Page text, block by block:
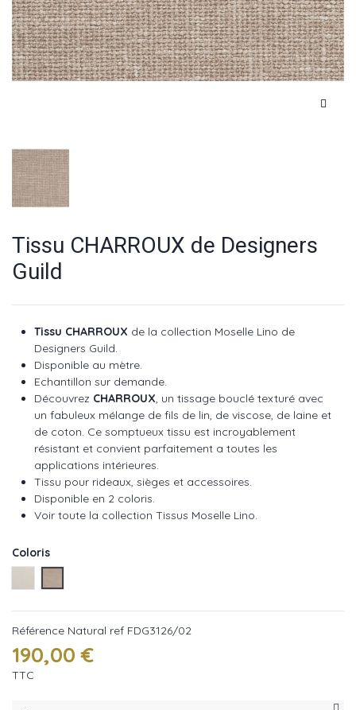
Tissu CHARROUX de Designers
Guild
Tissu CHARROUX de la collection Moselle Lino de
Designers Guild.
Disponible au mètre.
Echantillon sur demande.
Découvrez CHARROUX , un tissage bouclé texturé avec
un fabuleux mélange de fils de lin, de viscose, de laine et
de coton. Ce somptueux tissu est incroyablement
résistant et convient parfaitement a toutes les
applications intérieures.
Tissu pour rideaux, sièges et accessoires.
Disponible en 2 coloris.
Voir toute la collection Tissus Moselle Lino.
Coloris
Référence Natural ref FDG3126/02
190,00 €
TTC